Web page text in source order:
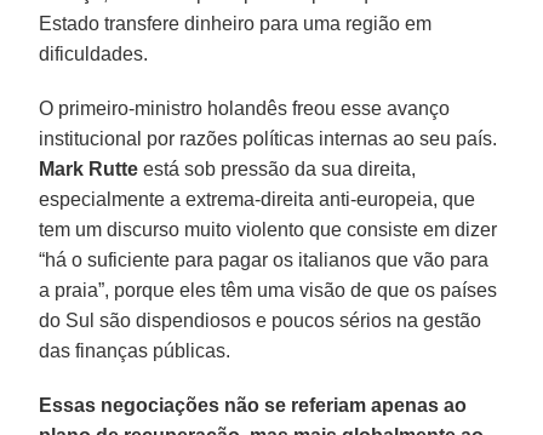
Estado transfere dinheiro para uma região em
dificuldades.
O primeiro-ministro holandês freou esse avanço
institucional por razões políticas internas ao seu país.
Mark Rutte está sob pressão da sua direita,
especialmente a extrema-direita anti-europeia, que
tem um discurso muito violento que consiste em dizer
“há o suficiente para pagar os italianos que vão para
a praia”, porque eles têm uma visão de que os países
do Sul são dispendiosos e poucos sérios na gestão
das finanças públicas.
Essas negociações não se referiam apenas ao